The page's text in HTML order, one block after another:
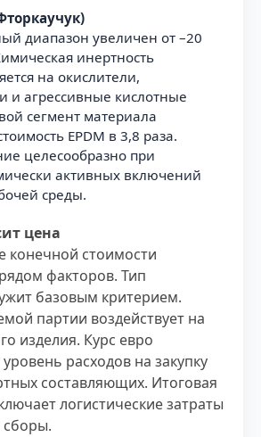
диапазон увеличен от –20
инертность
на окислители,
и агрессивные кислотные
сегмент материала
EPDM в 3,8 раза.
целесообразно при
активных включений
среды.
цена
стоимости
факторов. Тип
базовым критерием.
партии воздействует на
изделия. Курс евро
расходов на закупку
составляющих. Итоговая
логистические затраты